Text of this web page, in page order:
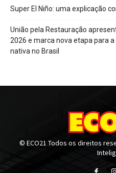
Super El Niño: uma explicação
União pela Restauração
2026 e marca nova etapa para
nativa no Brasil
© ECO21 Todos os direitos